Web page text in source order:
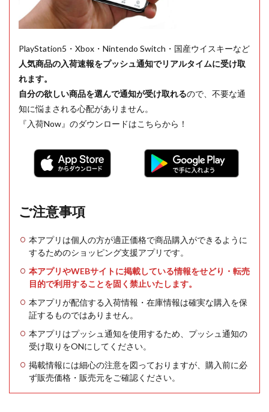
PlayStation5・Xbox・Nintendo Switch・国産ウイスキーなど
人気商品の入荷速報をプッシュ通知でリアルタイムに受け取
れます。
自分の欲しい商品を選んで通知が受け取れるので、不要な通
知に悩まされる心配がありません。
『入荷Now』のダウンロードはこちらから！
ご注意事項
本アプリは個人の方が適正価格で商品購入ができるように
するためのショッピング支援アプリです。
本アプリやWEBサイトに掲載している情報をせどり・転売
目的で利用することを固く禁止いたします。
本アプリが配信する入荷情報・在庫情報は確実な購入を保
証するものではありません。
本アプリはプッシュ通知を使用するため、プッシュ通知の
受け取りをONにしてください。
掲載情報には細心の注意を図っておりますが、購入前に必
ず販売価格・販売元をご確認ください。